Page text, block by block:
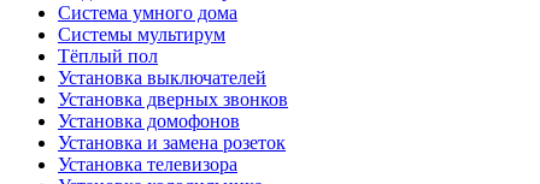
Система умного дома
Системы мультирум
Тёплый пол
Установка выключателей
Установка дверных звонков
Установка домофонов
Установка и замена розеток
Установка телевизора